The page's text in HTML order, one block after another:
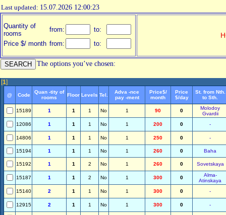
Last updated: 15.07.2026 12:00:23
Quantity of
rooms
from:
to:
Price $/ month from: to:
The options you’ve chosen:
[1]
@ Code
Quan -tity of
rooms
Floor Levels Tel.
Adva -nce
pay -ment
Price$/
month
Price
$/day
St. from Nth.
to Sth.
15189 1 1 1 No 1 90 0
Molodoy
Gvardii
12086
1 1 1 No 1 200 0 -
14806 1 1 1 No 1 250 0 -
15194 1 1 1 No 1 260 0 Baha
15192 1 1 2 No 1 260 0 Sovetskaya
15187 1 1 2 No 1 300 0
Alma-
Atinskaya
15140
2 1 1 No 1 300 0 -
12915 2 1 1 No 1 300 0 -